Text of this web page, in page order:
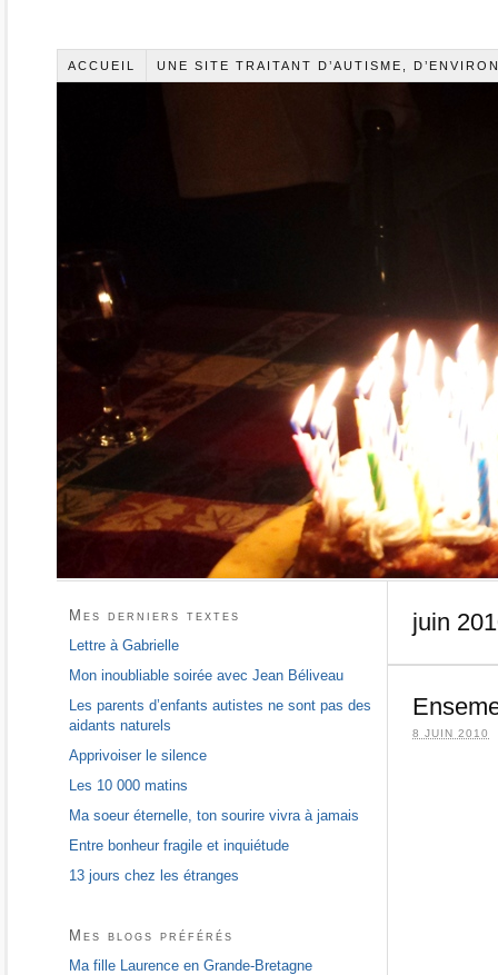
ACCUEIL UNE SITE TRAITANT D’AUTISME,
juin
8 JUIN 2010
Mes derniers textes
Lettre à Gabrielle
Mon inoubliable soirée avec Jean Béliveau
Les parents d’enfants autistes ne sont pas des
aidants naturels
Apprivoiser le silence
Les 10 000 matins
Ma soeur éternelle, ton sourire vivra à jamais
Entre bonheur fragile et inquiétude
13 jours chez les étranges
Mes blogs préférés
Ma fille Laurence en Grande-Bretagne